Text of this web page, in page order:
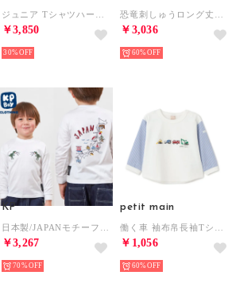
￥3,850
30%
￥3,036
60%
KP
￥3,267
70%
petit main
￥1,056
60%